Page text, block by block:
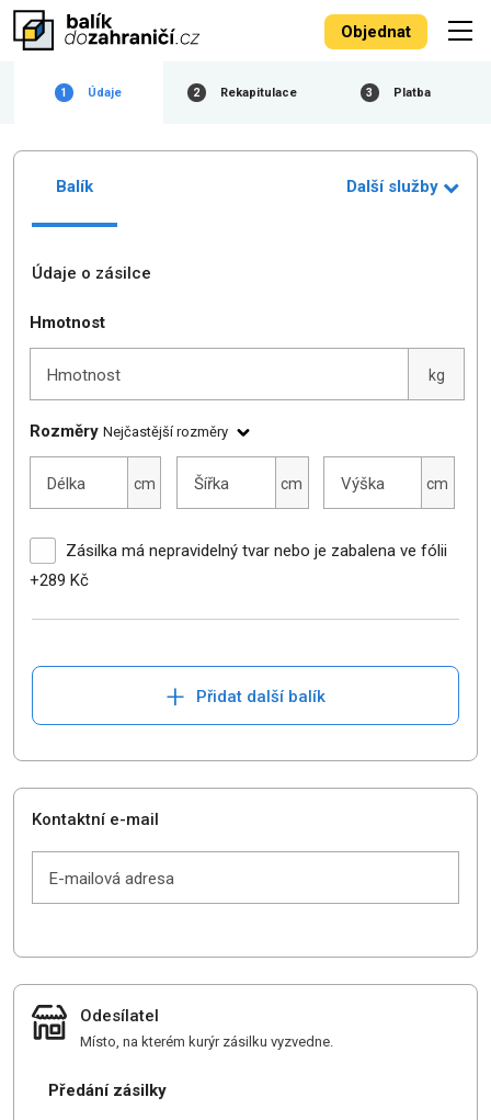
Objednat
1 Údaje 2 Rekapitulace 3 Platba
Balík Další služby
Údaje o zásilce
Hmotnost
Hmotnost kg
Rozměry Nejčastější rozměry
Délka cm Šířka cm Výška cm
Zásilka má nepravidelný tvar nebo je zabalena ve fólii
+289 Kč
+ Přidat další balík
Kontaktní e-mail
E-mailová adresa
Odesílatel
Místo, na kterém kurýr zásilku vyzvedne.
Předání zásilky